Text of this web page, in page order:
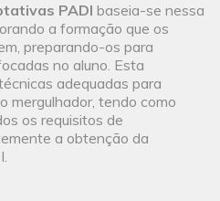
PADI baseia-se nessa
a formação que os
preparando-os para
no aluno. Esta
adequadas para
mergulhador, tendo como
os requisitos de
a obtenção da